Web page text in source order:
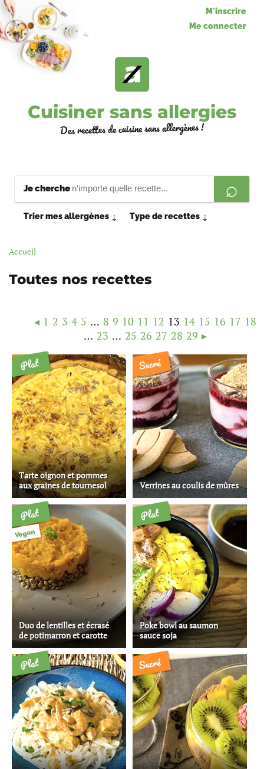
M'inscrire
Me connecter
Cuisiner sans allergies
Des recettes de cuisine sans allergènes !
Je cherche
Trier mes allergènes ⇣ Type de recettes ⇣
Accueil
Toutes nos recettes
◂ 1 2 3 4 5 … 8 9 10 11 12 13 14 15 16 17 18
… 23 … 25 26 27 28 29 ▸
Plat
Tarte oignon et pommes
aux graines de tournesol
Sucré
Verrines au coulis de mûres
Plat
Vegan
Duo de lentilles et écrasé
de potimarron et carotte
Plat
Poke bowl au saumon
sauce soja
Plat Sucré